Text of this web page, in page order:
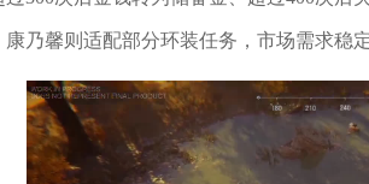
乃馨则适配部分环装任务，市场需求稳